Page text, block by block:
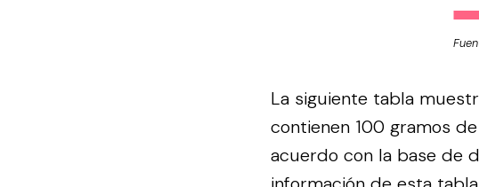
La siguiente tabla
contienen 100 gramos
acuerdo con la base de